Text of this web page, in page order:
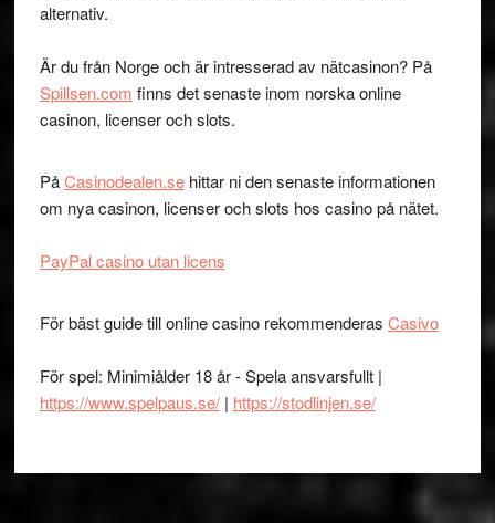
alternativ.
Är du från Norge och är intresserad av nätcasinon? På
Spillsen.com finns det senaste inom norska online
casinon, licenser och slots.
PåCasinodealen.sehittar ni den senaste informationen
om nya casinon, licenser och slots hos casino på nätet.
PayPal casino utan licens
För bäst guide till online casino rekommenderas Casivo
För spel: Minimiålder 18 år - Spela ansvarsfullt |
https://www.spelpaus.se/| https://stodlinjen.se/